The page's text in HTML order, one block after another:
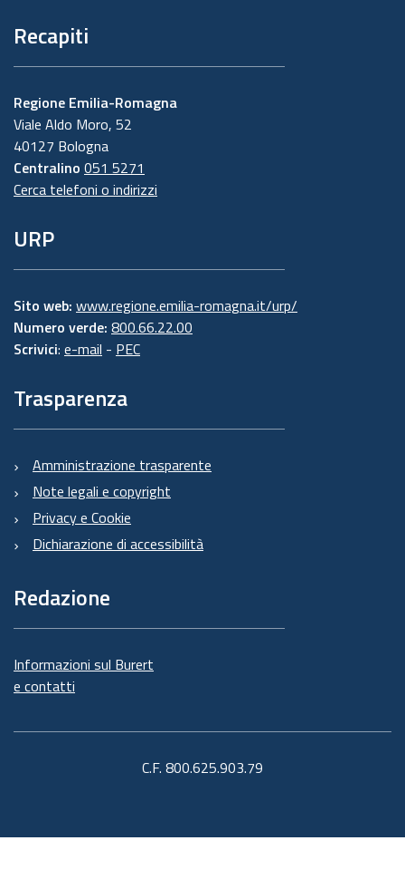
Recapiti
Regione Emilia-Romagna
Viale Aldo Moro, 52
40127 Bologna
Centralino 051 5271
Cerca telefoni o indirizzi
URP
Sito web: www.regione.emilia-romagna.it/urp/
Numero verde: 800.66.22.00
Scrivici: e-mail - PEC
Trasparenza
Amministrazione trasparente
Note legali e copyright
Privacy e Cookie
Dichiarazione di accessibilità
Redazione
Informazioni sul Burert
e contatti
C.F. 800.625.903.79